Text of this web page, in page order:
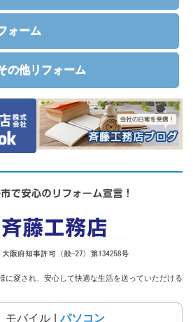
ォーム
の他リフォーム
に愛され、安心して快適な生活を送っていただける
モバイル パソコン